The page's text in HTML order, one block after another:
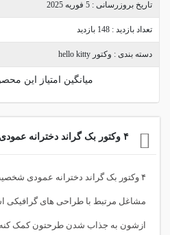
تاریخ بروزرسانی : 5 فوریه 2025
تعداد بازدید : 148 بازدید
دسته بندی : وکتور hello kitty
میانگین امتیاز این
۴ وکتور بک گراند دخترانه عمودی شخصیت کیتی
۴ وکتور بک گراند دخترانه عمودی
مشاغل مرتبط با طراحی های گرافیکی
ازشون به جذاب شدن طرحتون کمک کنه